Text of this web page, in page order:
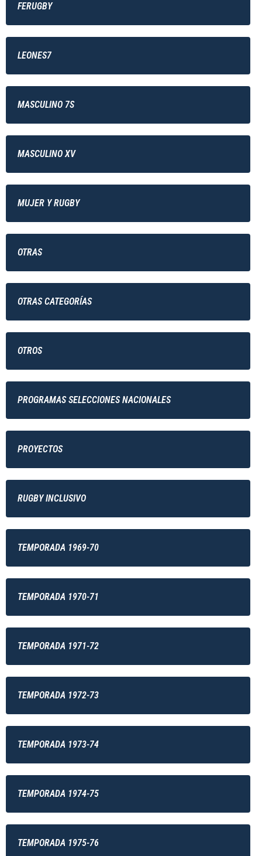
FERUGBY
LEONES7
MASCULINO 7S
MASCULINO XV
MUJER Y RUGBY
OTRAS
OTRAS CATEGORÍAS
OTROS
PROGRAMAS SELECCIONES NACIONALES
PROYECTOS
RUGBY INCLUSIVO
TEMPORADA 1969-70
TEMPORADA 1970-71
TEMPORADA 1971-72
TEMPORADA 1972-73
TEMPORADA 1973-74
TEMPORADA 1974-75
TEMPORADA 1975-76